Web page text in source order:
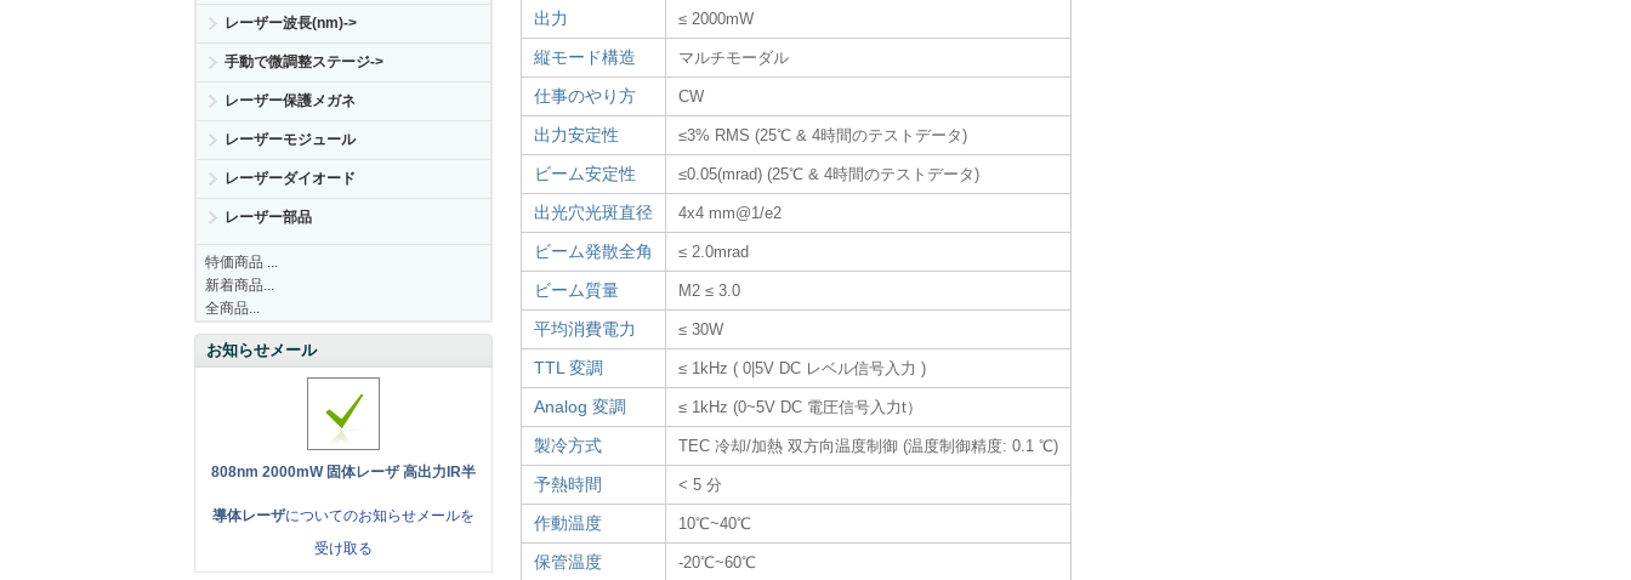
レーザー波長(nm)->
手動で微調整ステージ->
レーザー保護メガネ
レーザーモジュール
レーザーダイオード
レーザー部品
特価商品 ...
新着商品...
全商品...
お知らせメール
808nm 2000mW 固体レーザ 高出力IR半
導体レーザについてのお知らせメールを
受け取る
出力 ≤ 2000mW
縦モード構造 マルチモーダル
仕事のやり方 CW
出力安定性 ≤3% RMS (25℃ & 4時間のテストデータ)
ビーム安定性 ≤0.05(mrad) (25℃ & 4時間のテストデータ)
出光穴光斑直径 4x4 mm@1/e2
ビーム発散全角 ≤ 2.0mrad
ビーム質量 M2 ≤ 3.0
平均消費電力 ≤ 30W
TTL 変調 ≤ 1kHz ( 0|5V DC レベル信号入力 )
Analog 変調 ≤ 1kHz (0~5V DC 電圧信号入力t）
製冷方式 TEC 冷却/加熱 双方向温度制御 (温度制御精度: 0.1 ℃)
予熱時間 < 5 分
作動温度 10℃~40℃
保管温度 -20℃~60℃